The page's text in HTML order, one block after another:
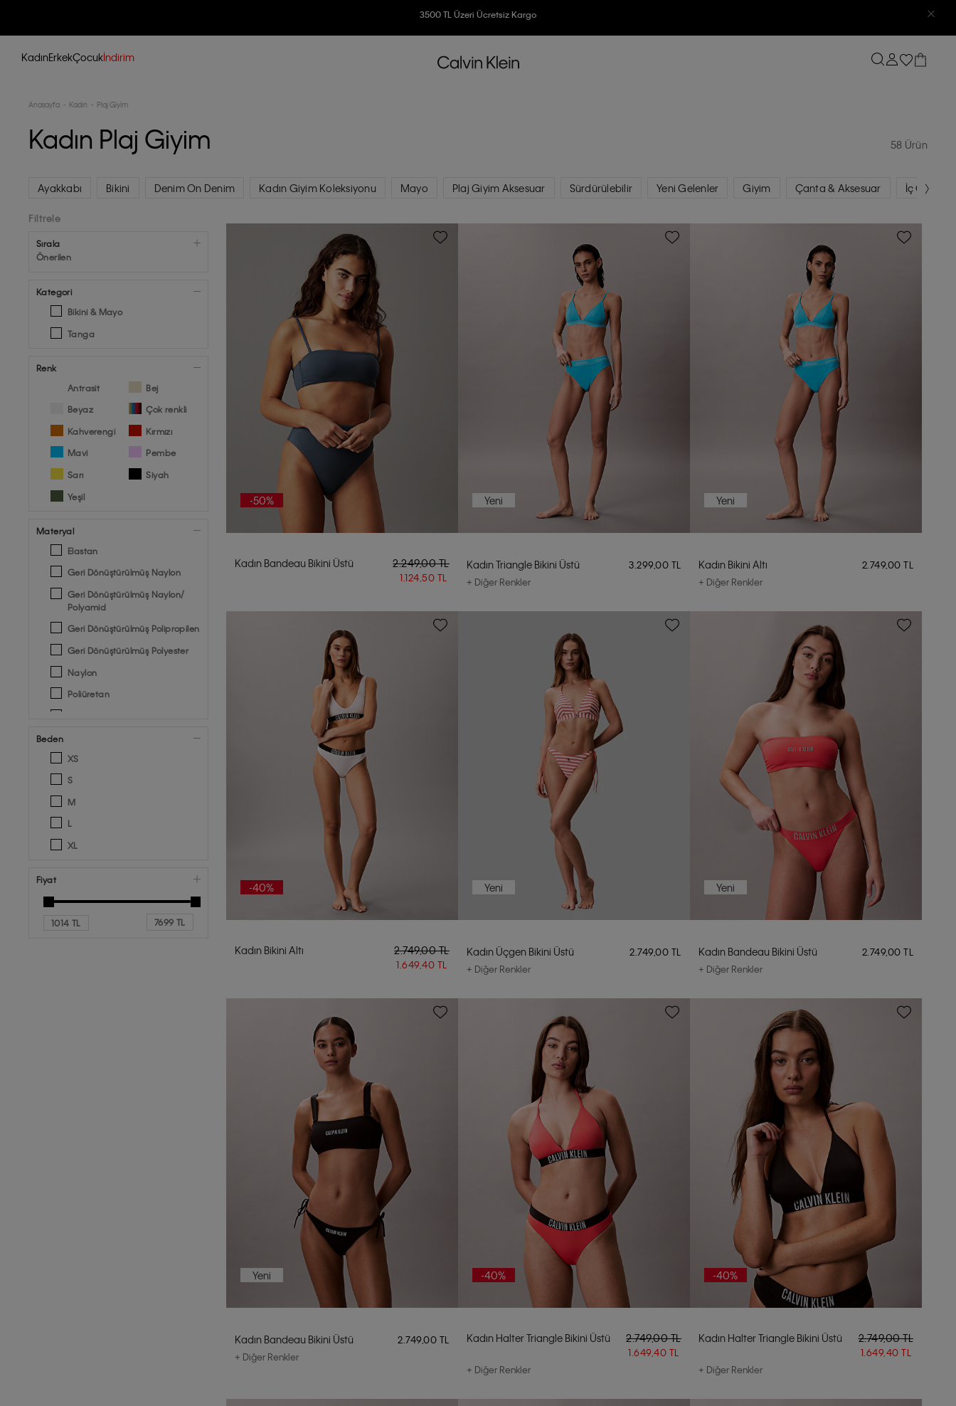
7500 TL Ve Üzeri Alışverişlerinizde 6 Taksit İmkanı
KadınErkekÇocukİndirim
Anasayfa Kadın Plaj Giyim
Kadın Plaj Giyim 58 Ürün
Ayakkabı Bikini Denim On Denim Kadın Giyim Koleksiyonu Mayo Plaj Giyim Aksesuar Sürdürülebilir Yeni Gelenler Giyim Çanta & Aksesuar İç Giyim
Filtrele
Sırala
Önerilen
Kategori
Bikini & Mayo
Tanga
Renk
Antrasit
Bej
Beyaz
Çok renkli
Kahverengi
Kırmızı
Mavi
Pembe
Sarı
Siyah
Yeşil
Materyal
Elastan
Geri Dönüştürülmüş Naylon
Geri Dönüştürülmüş Naylon/
Polyamid
Geri Dönüştürülmüş Polipropilen
Geri Dönüştürülmüş Polyester
Naylon
Poliüretan
Beden
XS
S
M
L
XL
Fiyat
1014 TL 7699 TL
-50%
Kadın Bandeau Bikini Üstü 2.249,00 TL
1.124,50 TL
Yeni
Kadın Triangle Bikini Üstü
3.299,00 TL
+ Diğer Renkler
Yeni
Kadın Bikini Altı
2.749,00 TL
+ Diğer Renkler
-40%
Kadın Bikini Altı 2.749,00 TL
1.649,40 TL
Yeni
Kadın Üçgen Bikini Üstü
2.749,00 TL
+ Diğer Renkler
Yeni
Kadın Bandeau Bikini Üstü
2.749,00 TL
+ Diğer Renkler
Yeni
Kadın Bandeau Bikini Üstü
2.749,00 TL
+ Diğer Renkler
-40%
Kadın Halter Triangle Bikini Üstü 2.749,00 TL
1.649,40 TL
+ Diğer Renkler
-40%
Kadın Halter Triangle Bikini Üstü 2.749,00 TL
1.649,40 TL
+ Diğer Renkler